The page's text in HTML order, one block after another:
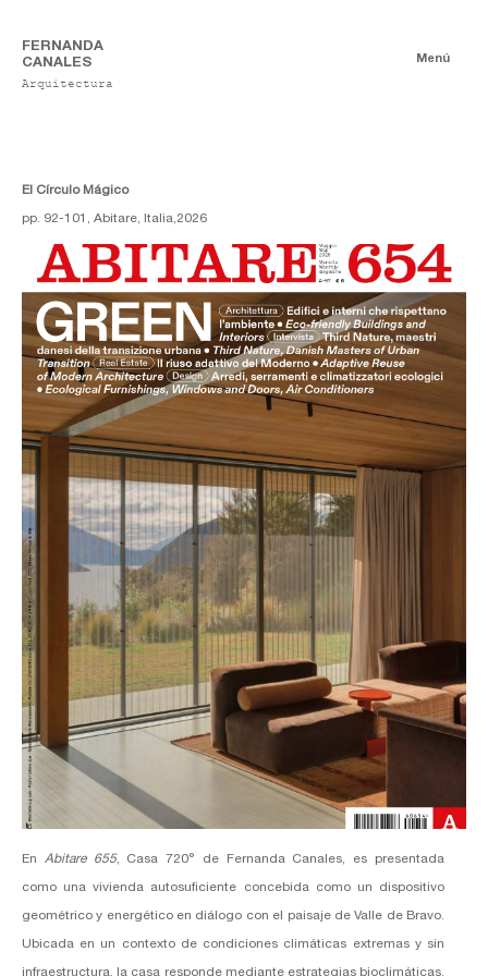
FERNANDA
CANALES
Arquitectura
Menú
El Círculo Mágico
pp. 92-101, Abitare, Italia,2026
En Abitare 655, Casa 720° de Fernanda Canales, es presentada
como una vivienda autosuficiente concebida como un dispositivo
geométrico y energético en diálogo con el paisaje de Valle de Bravo.
Ubicada en un contexto de condiciones climáticas extremas y sin
infraestructura, la casa responde mediante estrategias bioclimáticas,